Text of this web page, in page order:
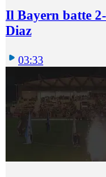
Il Bayern batte
Diaz
03:33